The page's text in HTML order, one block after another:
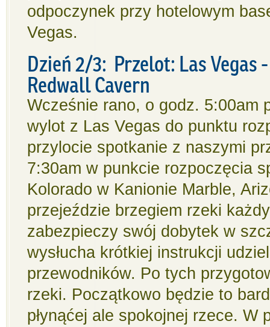
odpoczynek przy hotelowym
Vegas.
Dzień 2/3: Przelot: Las Vegas
Redwall Cavern
Wcześnie rano, o godz. 5:00am
wylot z Las Vegas do punktu
przylocie spotkanie z naszymi
7:30am w punkcie rozpoczęcia
Kolorado w Kanionie Marble,
przejeździe brzegiem rzeki
zabezpieczy swój dobytek w
wysłucha krótkiej instrukcji
przewodników. Po tych
rzeki. Początkowo będzie to
płynąćej ale spokojnej rzece. W